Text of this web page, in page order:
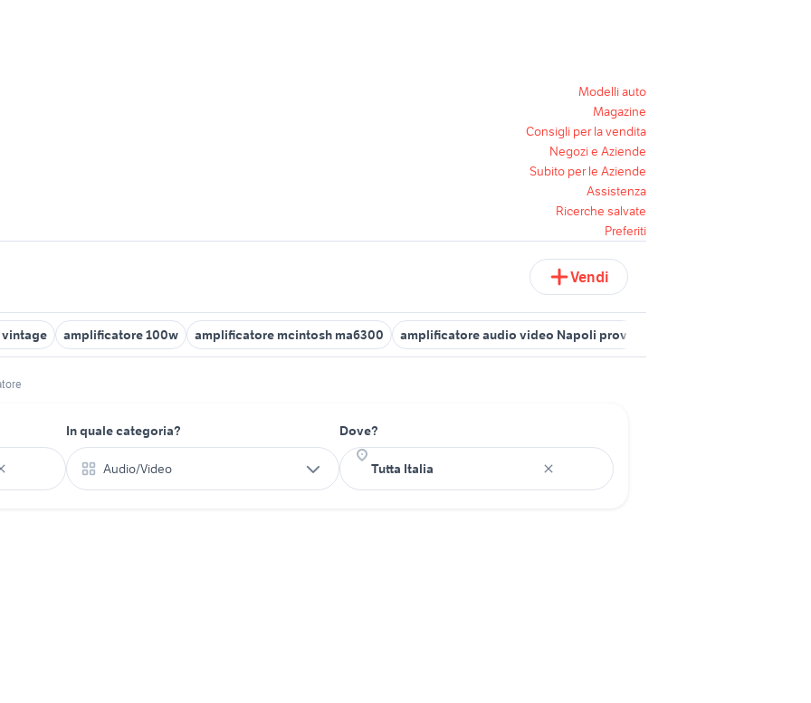
Modelli auto
Magazine
Consigli per la vendita
Negozi e Aziende
Subito per le Aziende
Assistenza
Ricerche salvate
Preferiti
Vendi
amplificatore 100w amplificatore mcintosh ma6300 amplificatore audio video Napoli provincia
In quale categoria?
Audio/Video
Dove?